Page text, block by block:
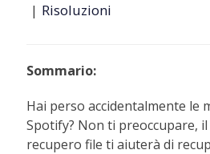
| Risoluzioni
Sommario:
Hai perso accidentalmente le
Spotify? Non ti preoccupare,
recupero file ti aiuterà di